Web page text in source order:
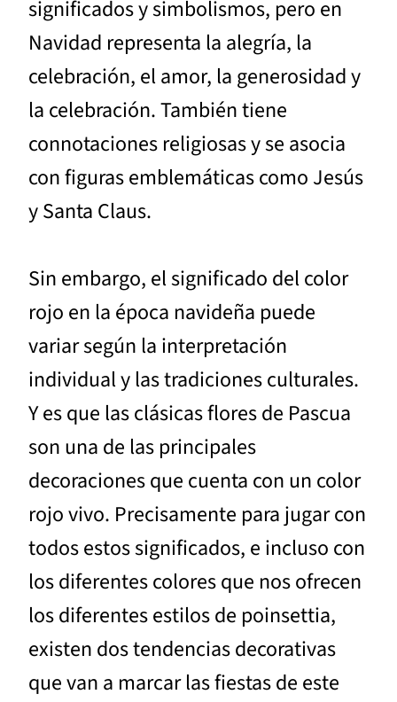
significados y simbolismos, pero en
Navidad representa la alegría, la
celebración, el amor, la generosidad y
la celebración. También tiene
connotaciones religiosas y se asocia
con figuras emblemáticas como Jesús
y Santa Claus.
Sin embargo, el significado del color
rojo en la época navideña puede
variar según la interpretación
individual y las tradiciones culturales.
Y es que las clásicas flores de Pascua
son una de las principales
decoraciones que cuenta con un color
rojo vivo. Precisamente para jugar con
todos estos significados, e incluso con
los diferentes colores que nos ofrecen
los diferentes estilos de poinsettia,
existen dos tendencias decorativas
que van a marcar las fiestas de este